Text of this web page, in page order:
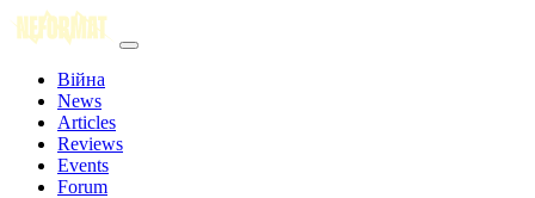
Війна
News
Articles
Reviews
Events
Forum